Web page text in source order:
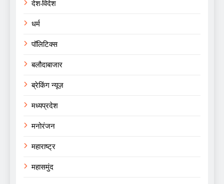
देश-विदेश
धर्म
पॉलिटिक्स
बलौदाबाजार
ब्रेकिंग न्यूज़
मध्यप्रदेश
मनोरंजन
महाराष्ट्र
महासमुंद